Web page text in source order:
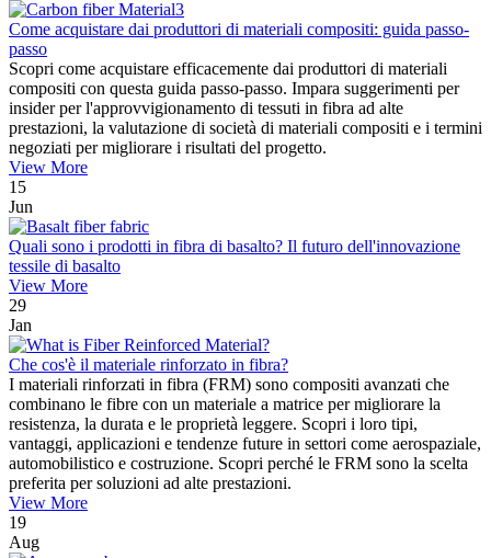
Come acquistare dai produttori di materiali compositi: guida passo-
passo
Scopri come acquistare efficacemente dai produttori di materiali
compositi con questa guida passo-passo. Impara suggerimenti per
insider per l'approvvigionamento di tessuti in fibra ad alte
prestazioni, la valutazione di società di materiali compositi e i termini
negoziati per migliorare i risultati del progetto.
View More
15
Jun
Quali sono i prodotti in fibra di basalto? Il futuro dell'innovazione
tessile di basalto
View More
29
Jan
Che cos'è il materiale rinforzato in fibra?
I materiali rinforzati in fibra (FRM) sono compositi avanzati che
combinano le fibre con un materiale a matrice per migliorare la
resistenza, la durata e le proprietà leggere. Scopri i loro tipi,
vantaggi, applicazioni e tendenze future in settori come aerospaziale,
automobilistico e costruzione. Scopri perché le FRM sono la scelta
preferita per soluzioni ad alte prestazioni.
View More
19
Aug